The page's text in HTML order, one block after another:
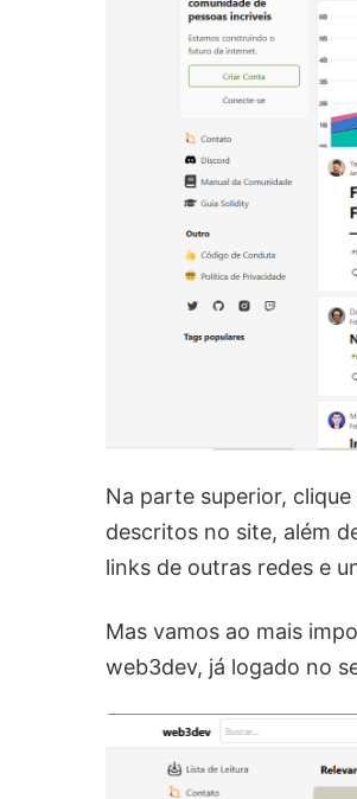
Na parte superior,
descritos no site, além
links de outras redes e
Mas vamos ao mais
web3dev, já logado no